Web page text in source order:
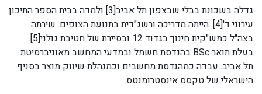
גדלה בשכונת בבלי שבצפון תל אביב[3] ולמדה בבית הספר התיכון
עירוני ד'[4]. הייתה מדריכה ורשג"דית בתנועת הצופים. שירתה
בצה"ל כמש"קית חינוך בגדוד 12 ובסיירת של חטיבת גולני[5].
בעלת תואר BSc בהנדסת חשמל ובמדעי המחשב מאוניברסיטת
תל אביב. עבדה כמהנדסת מחשבים וכמנהלת שיווק מוצר בסניף
הישראלי של טקסס אינסטרומנטס.